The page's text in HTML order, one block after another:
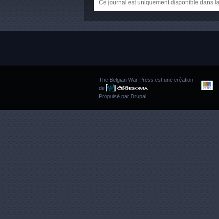
Ce journal est uniquement disponible dans
The Belgian War Press est une création
de
Propulsé par Drupal